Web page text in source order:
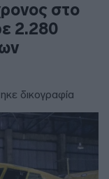
στο
2.280
δικογραφία